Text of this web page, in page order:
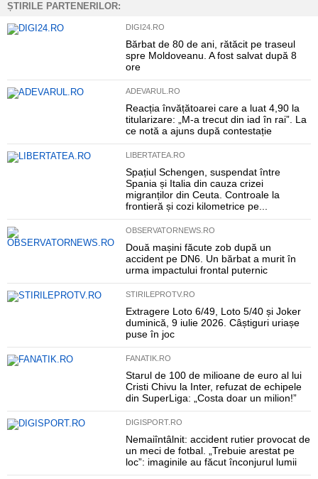
ȘTIRILE PARTENERILOR:
DIGI24.RO
Bărbat de 80 de ani, rătăcit pe traseul
spre Moldoveanu. A fost salvat după 8
ore
ADEVARUL.RO
Reacția învățătoarei care a luat 4,90 la
titularizare: „M-a trecut din iad în rai”. La
ce notă a ajuns după contestație
LIBERTATEA.RO
Spațiul Schengen, suspendat între
Spania și Italia din cauza crizei
migranților din Ceuta. Controale la
frontieră și cozi kilometrice pe...
OBSERVATORNEWS.RO
Două mașini făcute zob după un
accident pe DN6. Un bărbat a murit în
urma impactului frontal puternic
STIRILEPROTV.RO
Extragere Loto 6/49, Loto 5/40 și Joker
duminică, 9 iulie 2026. Câștiguri uriașe
puse în joc
FANATIK.RO
Starul de 100 de milioane de euro al lui
Cristi Chivu la Inter, refuzat de echipele
din SuperLiga: „Costa doar un milion!”
DIGISPORT.RO
Nemaiîntâlnit: accident rutier provocat de
un meci de fotbal. „Trebuie arestat pe
loc”: imaginile au făcut înconjurul lumii